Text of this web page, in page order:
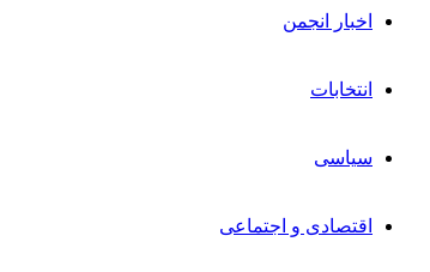
اخبار انجمن
انتخابات
سیاسی
اقتصادی و اجتماعی